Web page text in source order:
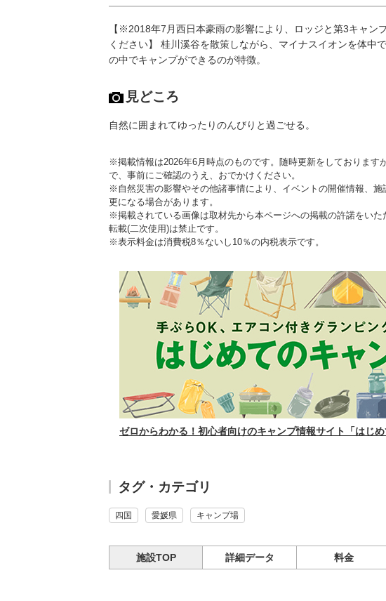
【※2018年7月西日本豪雨の影響により、ロッジと第3キャン
ください】 桂川溪谷を散策しながら、マイナスイオンを体中
の中でキャンプができるのが特徴。
見どころ
自然に囲まれてゆったりのんびりと過ごせる。
※掲載情報は2026年6月時点のものです。随時更新をしております
で、事前にご確認のうえ、おでかけください。
※自然災害の影響やその他諸事情により、イベントの開催情報、
更になる場合があります。
※掲載されている画像は取材先から本ページへの掲載の許諾をい
転載(二次使用)は禁止です。
※表示料金は消費税8％ないし10％の内税表示です。
ゼロからわかる！初心者向けのキャンプ情報サイト「はじめ
タグ・カテゴリ
四国 愛媛県 キャンプ場
施設TOP 詳細データ 料金